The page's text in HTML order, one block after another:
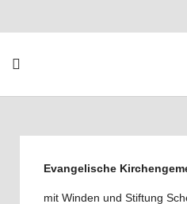
Evangelische
mit Winden und Stiftung